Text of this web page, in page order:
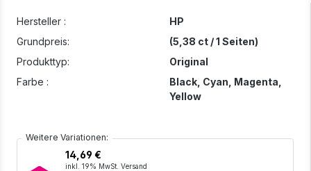
Hersteller :
HP
Grundpreis:
(5,38 ct / 1 Seiten)
Produkttyp:
Original
Farbe :
Black, Cyan , Magenta
Yellow
Weitere Variationen:
14,69 €
inkl. 19% MwSt. Versand